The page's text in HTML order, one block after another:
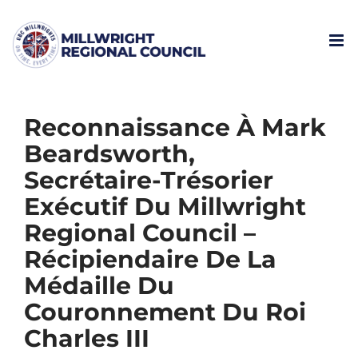
content
Reconnaissance À Mark
Beardsworth,
Secrétaire-Trésorier
Exécutif Du Millwright
Regional Council –
Récipiendaire De La
Médaille Du
Couronnement Du Roi
Charles III